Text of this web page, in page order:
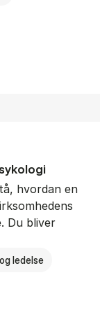
og
hvordan en
Du bliver
ledelse